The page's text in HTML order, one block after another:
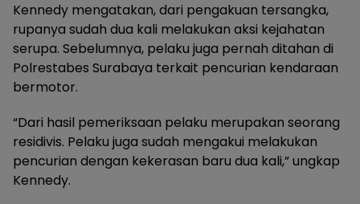
Kennedy mengatakan, dari pengakuan tersangka,
rupanya sudah dua kali melakukan aksi kejahatan
serupa. Sebelumnya, pelaku juga pernah ditahan di
Polrestabes Surabaya terkait pencurian kendaraan
bermotor.
“Dari hasil pemeriksaan pelaku merupakan seorang
residivis. Pelaku juga sudah mengakui melakukan
pencurian dengan kekerasan baru dua kali,” ungkap
Kennedy.